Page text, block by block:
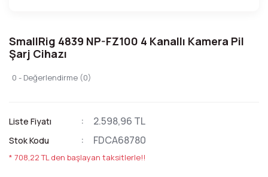
SmallRig 4839 NP-FZ100 4 Kanallı Kamera Pil
Şarj Cihazı
0 - Değerlendirme (0)
Liste Fiyatı 2.598,96 TL
Stok Kodu FDCA68780
* 708,22 TL den başlayan taksitlerle!!